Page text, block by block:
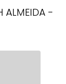
ALMEIDA -